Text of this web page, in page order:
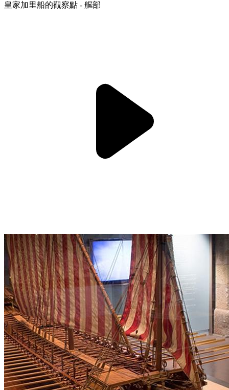
皇家加里船的觀察點 - 艉部